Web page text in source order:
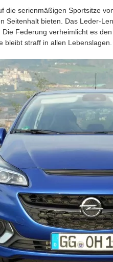
die serienmäßigen Sportsitze
Seitenhalt bieten. Das Leder-
Federung verheimlicht es
bleibt straff in allen Lebenslagen.